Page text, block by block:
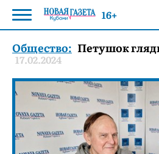
Общество: Петушок
17.02.2024
16+